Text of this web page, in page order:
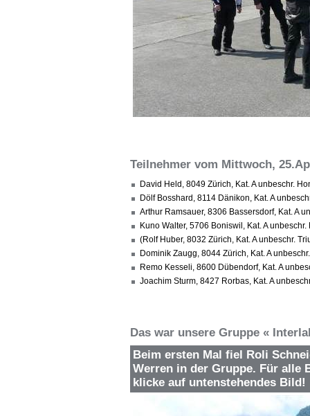
Teilnehmer vom Mittwoch,
David Held, 8049 Zürich, Kat. A unbeschr.
Dölf Bosshard, 8114 Dänikon, Kat. A
Arthur Ramsauer, 8306 Bassersdorf, Kat. A
Kuno Walter, 5706 Boniswil, Kat. A
(Rolf Huber, 8032 Zürich, Kat. A unbeschr.
Dominik Zaugg, 8044 Zürich, Kat. A
Remo Kesseli, 8600 Dübendorf, Kat. A
Joachim Sturm, 8427 Rorbas, Kat. A
Das war unsere Gruppe «
Beim ersten Mal fiel Roli
Werren in der Gruppe. Für alle
klicke auf untenstehendes Bild!